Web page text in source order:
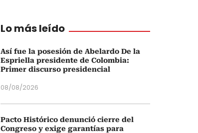
Lo más leído
Así fue la posesión de Abelardo De la
Espriella presidente de Colombia:
Primer discurso presidencial
08/08/2026
Pacto Histórico denunció cierre del
Congreso y exige garantías para